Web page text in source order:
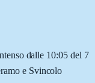
dalle 10:05 del 7
e Svincolo